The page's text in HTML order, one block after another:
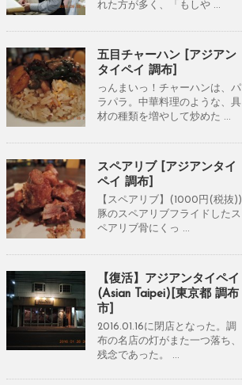
れた方が多く、「もしや ...
五目チャーハン [アジアン
タイペイ 調布]
っんまいっ！チャーハンは、パ
ラパラ。中華料理のような、具
材の種類を増やして炒めた ...
スペアリブ [アジアンタイ
ペイ 調布]
【スペアリブ】(1000円(税抜))
豚のスペアリブフライドしたス
ペアリブ骨にくっ ...
【復活】アジアンタイペイ
(Asian Taipei)[東京都 調布
市]
2016.01.16に閉店となった。調
布の名店の灯がまた一つ落ち、
残念であった。 ...